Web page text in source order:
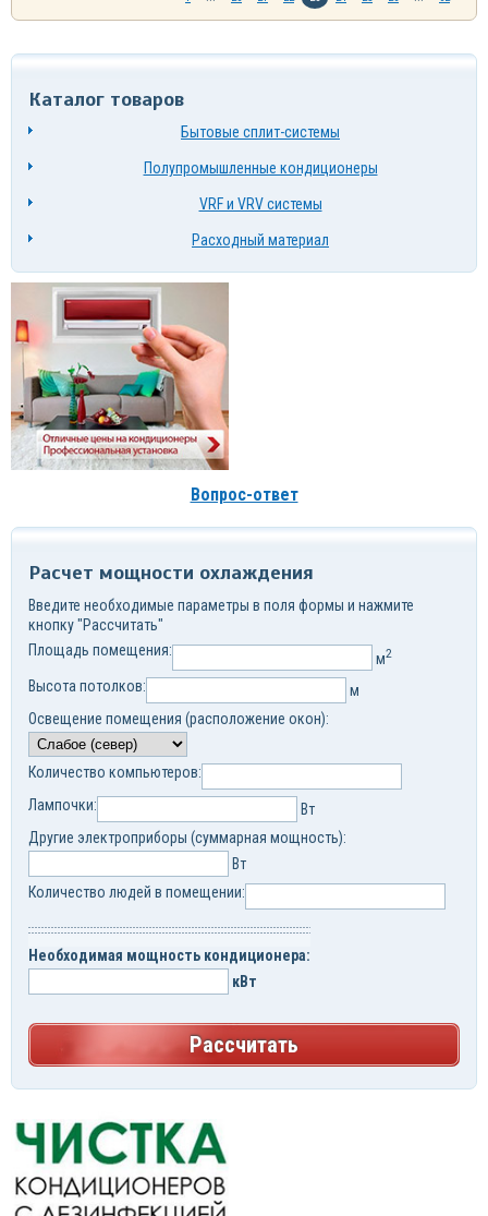
Каталог товаров
Бытовые сплит-системы
Полупромышленные кондиционеры
VRF и VRV системы
Расходный материал
Вопрос-ответ
Расчет мощности охлаждения
Введите необходимые параметры в поля формы и нажмите
кнопку "Рассчитать"
Площадь помещения:
м2
Высота потолков:
м
Освещение помещения (расположение окон):
Количество компьютеров:
Лампочки:
Вт
Другие электроприборы (суммарная мощность):
Вт
Количество людей в помещении:
Необходимая мощность кондиционера:
кВт
Рассчитать